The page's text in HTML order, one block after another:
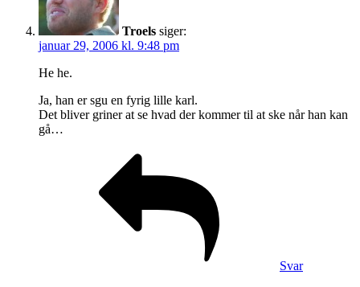
Troels siger:
januar 29, 2006 kl. 9:48 pm
He he.
Ja, han er sgu en fyrig lille karl.
Det bliver griner at se hvad der kommer til at ske når han kan
gå…
Svar